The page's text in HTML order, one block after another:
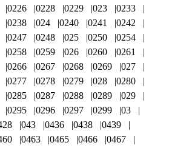
0226 0228 0229 023
0233
0238 024 0240 0241
0242
0247 0248 025 0250
0254
0258 0259 026 0260
0261
0266 0267 0268 0269
027
0277 0278 0279 028
0280
0285 0287 0288 0289
029
0295 0296 0297 0299
03
043 0436 0438
0439
0463 0465 0466
0467